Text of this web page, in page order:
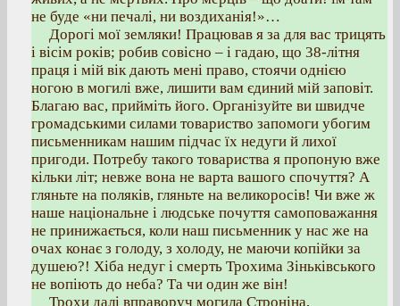
не буде «ни печалі, ни воздиханія!»…
Дорогі мої земляки! Працював я за для вас трицять
і вісім років; робив совісно – і гадаю, що 38-літня
праця і мій вік дають мені право, стоячи однією
ногою в могилі вже, лишити вам єдиний мій заповіт.
Благаю вас, прийміть його. Організуйте ви швидче
громадськими силами товариство запомоги убогим
письменникам нашим підчас їх недуги й лихої
пригоди. Потребу такого товариства я пропоную вже
кільки літ; невже вона не варта вашого спочуття? А
гляньте на поляків, гляньте на великоросів! Чи вже ж
наше національне і людське почуття самоповажання
не принижається, коли наш письменник у нас же на
очах конає з голоду, з холоду, не маючи копійки за
душею?! Хіба недуг і смерть Трохима Зіньківського
не вопіють до неба? Та чи один же він!
Трохи далі вправоруч могила Строніна,